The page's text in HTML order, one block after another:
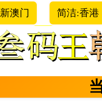
新澳门 简洁:香港